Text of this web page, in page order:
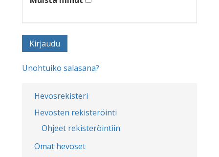
Hevosrekisteri
Hevosten rekisteröinti
Ohjeet rekisteröintiin
Omat hevoset
Unohtuiko salasana?